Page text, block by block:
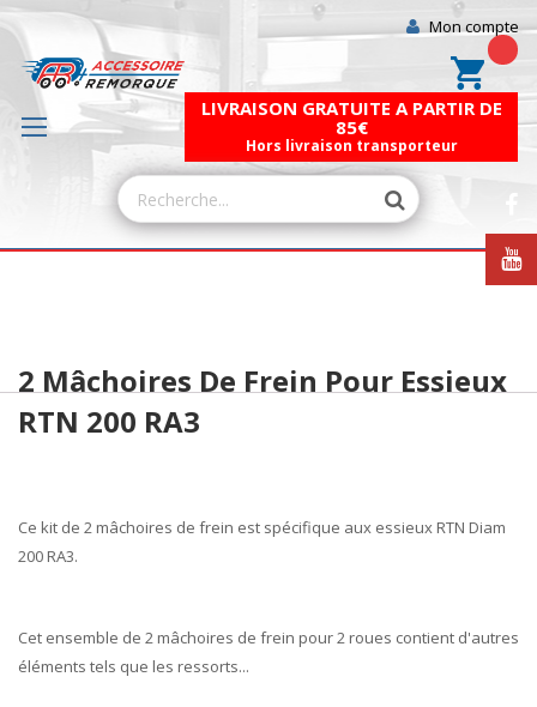
Mon compte
Mon
LIVRAISON GRATUITE A PARTIR DE
85€
Hors livraison transporteur
to
the
end
gallery
to
the
beginning
gallery
2 Mâchoires De Frein Pour Essieux
RTN 200 RA3
Ce kit de 2 mâchoires de frein est spécifique aux essieux RTN Diam
200 RA3.
Cet ensemble de 2 mâchoires de frein pour 2 roues contient d'autres
éléments tels que les ressorts...